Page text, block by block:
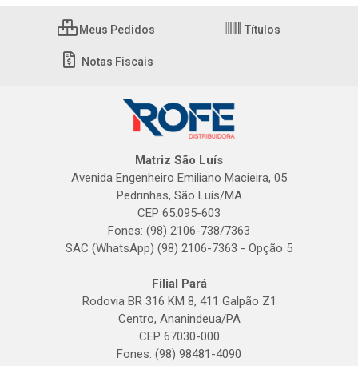
Meus Pedidos Títulos
Notas Fiscais
Matriz São Luís
Avenida Engenheiro Emiliano Macieira, 05
Pedrinhas, São Luís/MA
CEP 65.095-603
Fones: (98) 2106-738/7363
SAC (WhatsApp) (98) 2106-7363 - Opção 5
Filial Pará
Rodovia BR 316 KM 8, 411 Galpão Z1
Centro, Ananindeua/PA
CEP 67030-000
Fones: (98) 98481-4090